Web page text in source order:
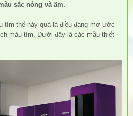
sắc nóng và ấm.
tím thế này quả là điều đáng mơ ước
màu tím. Dưới đây là các mẫu thiết